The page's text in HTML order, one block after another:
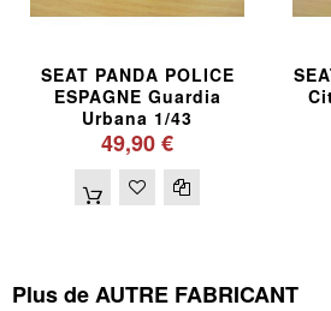
SEAT PANDA POLICE
ESPAGNE Guardia
Urbana 1/43
49,90 €
Plus de AUTRE FABRICANT